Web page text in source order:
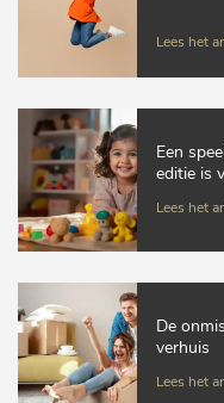
Lees het
Een
editie is
Lees het
De
verhuis
Lees het